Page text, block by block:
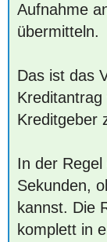
Aufnahme
übermitteln.
Das ist das
Kreditgeber
In der
Sekunden,
kannst. Die
komplett in